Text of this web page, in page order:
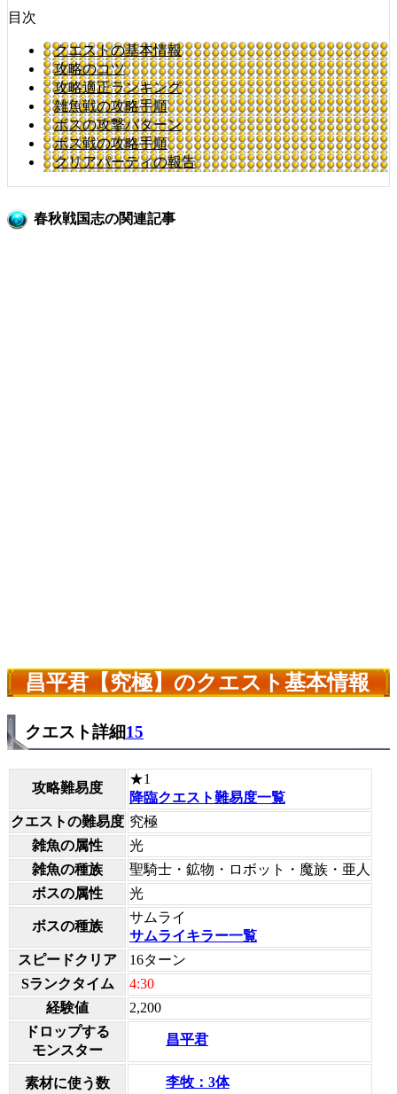
目次
クエストの基本情報
攻略のコツ
攻略適正ランキング
雑魚戦の攻略手順
ボスの攻撃パターン
ボス戦の攻略手順
クリアパーティの報告
春秋戦国志の関連記事
昌平君【究極】のクエスト基本情報
クエスト詳細15
攻略難易度
★1
降臨クエスト難易度一覧
クエストの難易度 究極
雑魚の属性
光
雑魚の種族
聖騎士・鉱物・ロボット・魔族・亜人
ボスの属性
光
ボスの種族
サムライ
サムライキラー一覧
スピードクリア
16ターン
Sランクタイム
4:30
経験値
2,200
ドロップする
モンスター
昌平君
素材に使う数 李牧：3体